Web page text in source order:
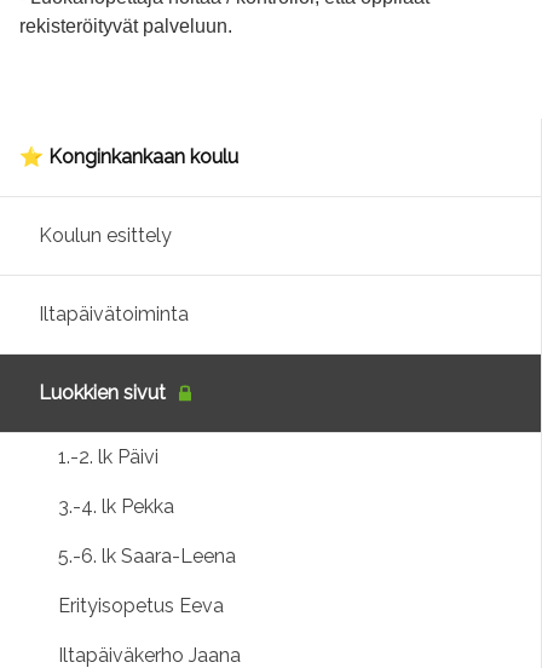
rekisteröityvät palveluun.
⭐ Konginkankaan koulu
Koulun esittely
Iltapäivätoiminta
Luokkien sivut
1.-2. lk Päivi
3.-4. lk Pekka
5.-6. lk Saara-Leena
Erityisopetus Eeva
Iltapäiväkerho Jaana